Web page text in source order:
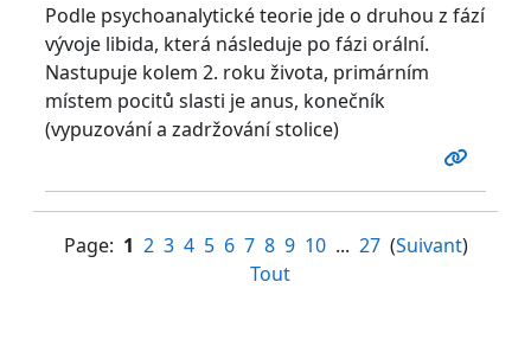
Podle psychoanalytické teorie jde o druhou z fází
vývoje libida, která následuje po fázi orální.
Nastupuje kolem 2. roku života, primárním
místem pocitů slasti je anus, konečník
(vypuzování a zadržování stolice)
Page: 1 2 3 4 5 6 7 8 9 10... 27(Suivant)
Tout